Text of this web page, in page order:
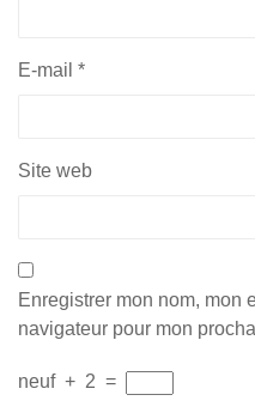
E-mail *
Site web
Enregistrer mon nom, mon
navigateur pour mon
neuf + 2 =